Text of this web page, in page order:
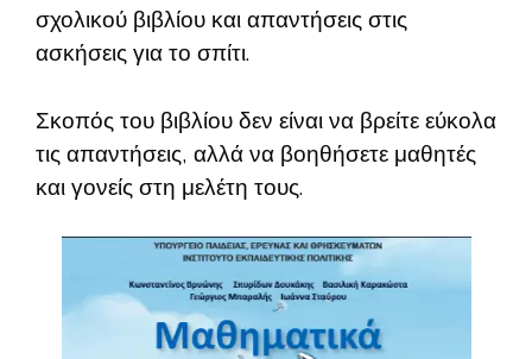
σχολικού βιβλίου και απαντήσεις στις
ασκήσεις για το σπίτι.
Σκοπός του βιβλίου δεν είναι να βρείτε εύκολα
τις απαντήσεις, αλλά να βοηθήσετε μαθητές
και γονείς στη μελέτη τους.